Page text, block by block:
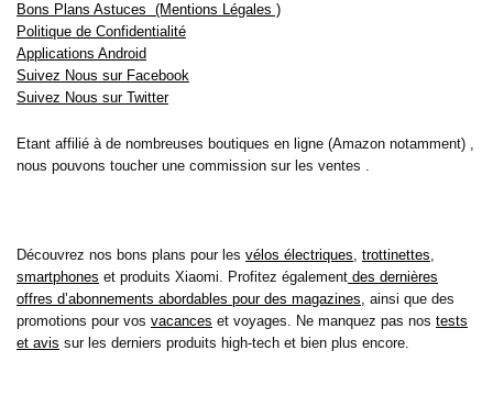
Bons Plans Astuces (Mentions Légales )
Politique de Confidentialité
Applications Android
Suivez Nous sur Facebook
Suivez Nous sur Twitter
Etant affilié à de nombreuses boutiques en ligne (Amazon notamment) ,
nous pouvons toucher une commission sur les ventes .
Découvrez nos bons plans pour les vélos électriques, trottinettes,
smartphones et produits Xiaomi. Profitez également des dernières
offres d’abonnements abordables pour des magazines, ainsi que des
promotions pour vos vacances et voyages. Ne manquez pas nos tests
et avis sur les derniers produits high-tech et bien plus encore.